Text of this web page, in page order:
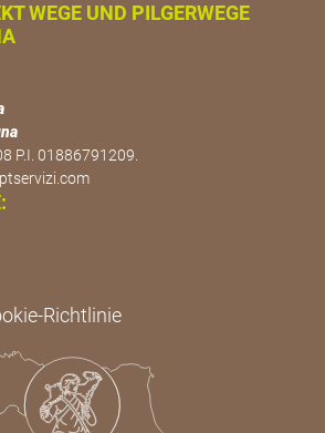
WEGE UND PILGERWEGE
P.I. 01886791209.
Richtlinie